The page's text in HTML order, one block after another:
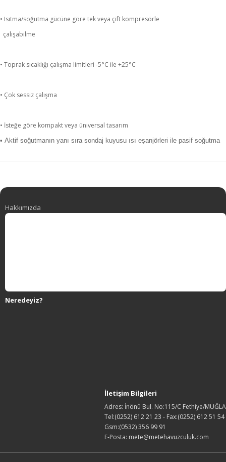
• Isıtma/soğutma gücüne göre tek veya çift kompresörle
çalışabilme
• Toprak sıcaklığı çalışma limitleri -5°C ile +25°C
• Çok sessiz çalışma
• İsteğe göre kompakt veya üniversal tasarım
• Aktif soğutmanın yanı sıra sondaj kuyusu ısı eşanjörleri ile pasif soğutma
Hakkımızda
Neredeyiz?
İletişim Bilgileri
Adres: İnönü Bul. No:115/C Fethiye/MUĞLA
Tel:(0252) 612 21 23 - Fax:(0252) 612 51 54
Gsm:(0532) 356 99 91
E-Posta: mete@metehavuzculuk.com